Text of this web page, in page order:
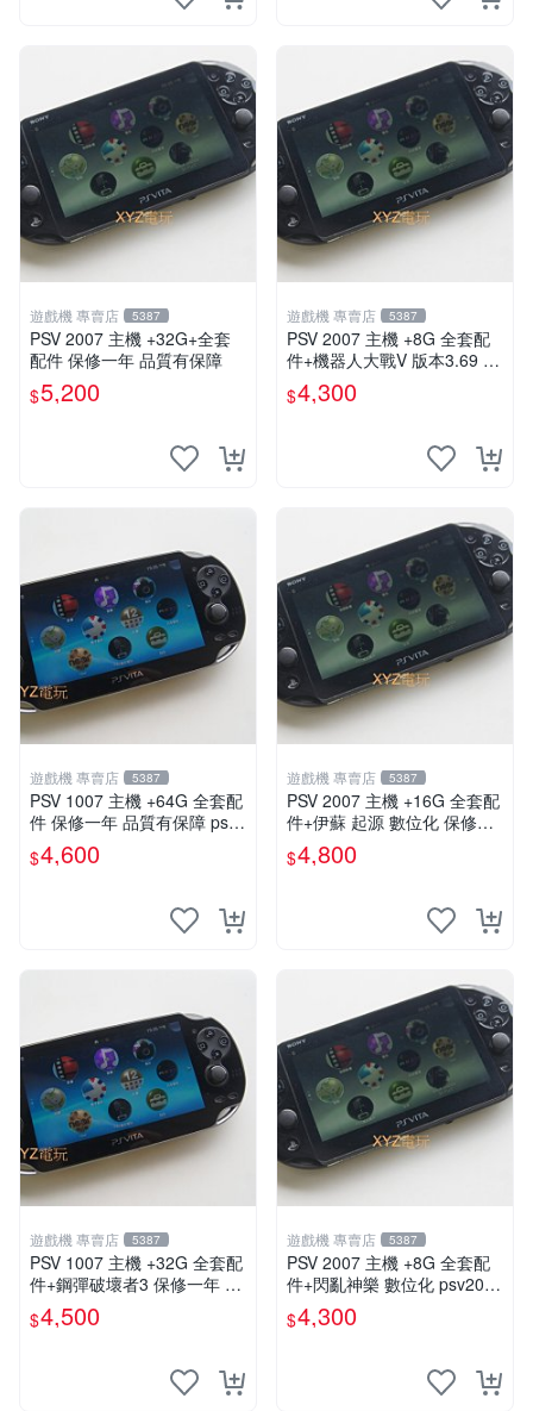
遊戲機 專賣店 5387
PSV 2007 主機 +32G+全套
配件 保修一年 品質有保障
$5,200
遊戲機 專賣店 5387
PSV 2007 主機 +8G 全套配
件+機器人大戰V 版本3.69 P
$4,300
遊戲機 專賣店 5387
PSV 1007 主機 +64G 全套配
件 保修一年 品質有保障 psvit
$4,600
遊戲機 專賣店 5387
PSV 2007 主機 +16G 全套配
件+伊蘇 起源 數位化 保修一
年 品質有保障
$4,800
遊戲機 專賣店 5387
PSV 1007 主機 +32G 全套配
件+鋼彈破壞者3 保修一年 品
質有保障 psvita
$4,500
遊戲機 專賣店 5387
PSV 2007 主機 +8G 全套配
件+閃亂神樂 數位化 psv2007
主機
$4,300